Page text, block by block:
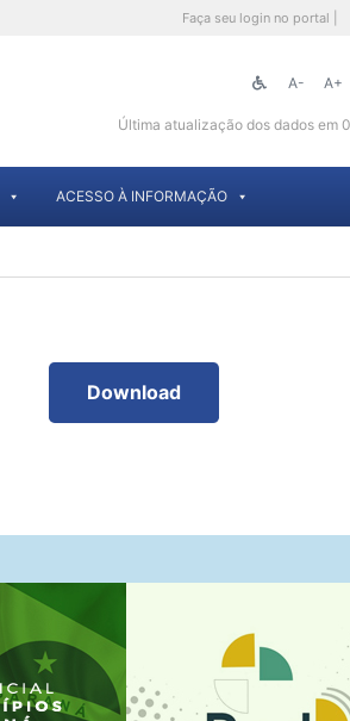
Faça seu login no portal |
A- A+
Última atualização dos dados em
ACESSO À INFORMAÇÃO
Download